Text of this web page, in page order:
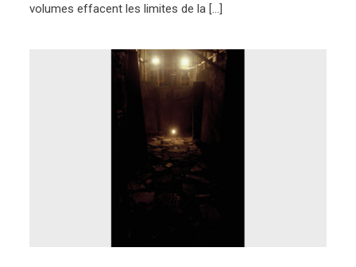
volumes effacent les limites de la […]